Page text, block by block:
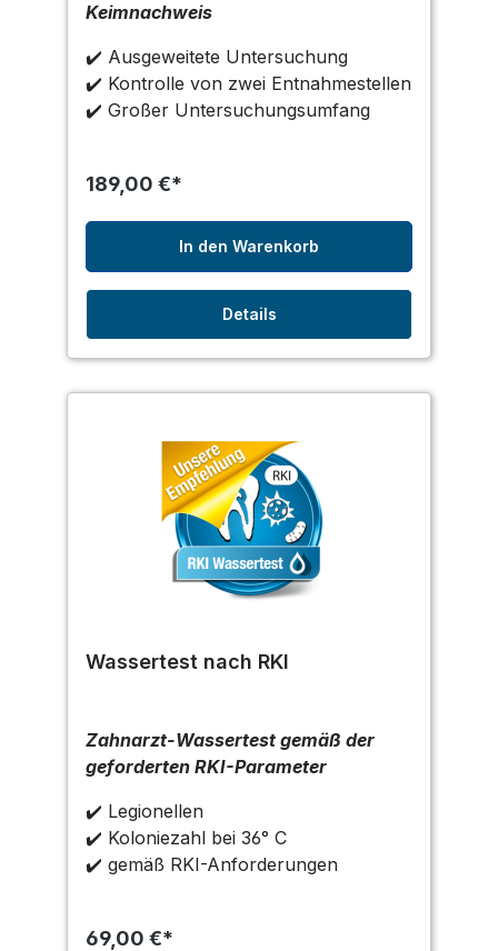
Keimnachweis
✔️ Ausgeweitete Untersuchung
✔️ Kontrolle von zwei Entnahmestellen
✔️ Großer Untersuchungsumfang
189,00 €*
In den Warenkorb
Details
Wassertest nach RKI
Zahnarzt-Wassertest gemäß der
geforderten RKI-Parameter
✔️ Legionellen
✔️ Koloniezahl bei 36° C
✔️ gemäß RKI-Anforderungen
69,00 €*